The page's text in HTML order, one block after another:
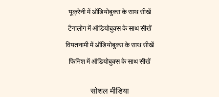
यूक्रेनी में ऑडियोबुक्स के साथ सीखें
टैगालोग में ऑडियोबुक्स के साथ सीखें
वियतनामी में ऑडियोबुक्स के साथ सीखें
फिनिश में ऑडियोबुक्स के साथ सीखें
सोशल मीडिया